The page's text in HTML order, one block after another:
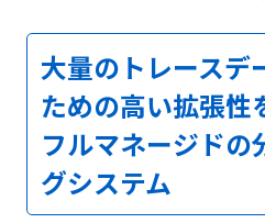
大量のトレースデ
ための高い拡張性
フルマネージドの
グシステム